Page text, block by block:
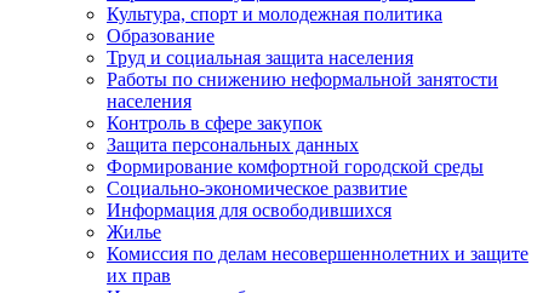
Культура, спорт и молодежная политика
Образование
Труд и социальная защита населения
Работы по снижению неформальной занятости
населения
Контроль в сфере закупок
Защита персональных данных
Формирование комфортной городской среды
Социально-экономическое развитие
Информация для освободившихся
Жилье
Комиссия по делам несовершеннолетних и защите
их прав